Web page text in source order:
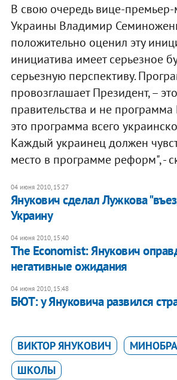
В свою очередь вице-
Украины Владимир
положительно оценил эту
инициатива имеет серьезное
серьезную перспективу.
провозглашает Президент, –
правительства и не программа
это программа всего
Каждый украинец должен
место в программе реформ", -
04 июня 2010, 15:27
Янукович сделал Лужкова
Украину
04 июня 2010, 15:40
The Economist: Янукович
негативные ожидания
04 июня 2010, 15:48
БЮТ: у Януковича развился
ВИКТОР ЯНУКОВИЧ
ШКОЛЫ